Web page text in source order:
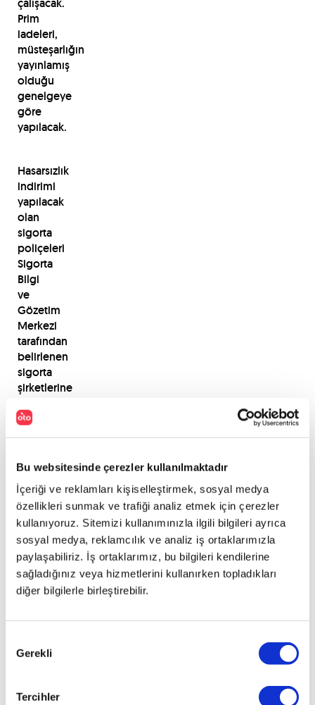
Bu websitesinde çerezler kullanılmaktadır
İçeriği ve reklamları kişiselleştirmek, sosyal medya
özellikleri sunmak ve trafiği analiz etmek için çerezler
kullanıyoruz. Sitemizi kullanımınızla ilgili bilgileri ayrıca
sosyal medya, reklamcılık ve analiz iş ortaklarımızla
paylaşabiliriz. İş ortaklarımız, bu bilgileri kendilerine
sağladığınız veya hizmetlerini kullanırken topladıkları
diğer bilgilerle birleştirebilir.
Seçimi
Gerekli
Tercihler
çalışacak.
Prim
iadeleri,
müsteşarlığın
yayınlamış
olduğu
genelgeye
göre
yapılacak.
Hasarsızlık
indirimi
yapılacak
olan
sigorta
poliçeleri
Sigorta
Bilgi
ve
Gözetim
Merkezi
tarafından
belirlenen
sigorta
şirketlerine
Kişi
başına
ödeme
çeşitli
sebeplerle
farklılıklar
arz
edebilecek.
Hak
önümüzdeki
itibaren
adresinden